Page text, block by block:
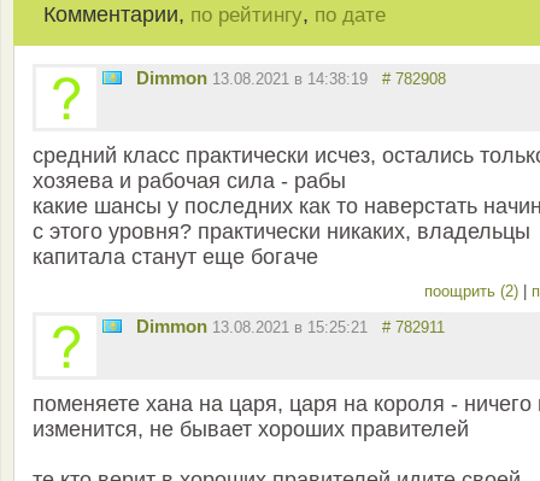
Комментарии, по рейтингу, по дате
Dimmon 13.08.2021 в 14:38:19 # 782908
средний класс практически исчез, остались
хозяева и рабочая сила - рабы
какие шансы у последних как то наверстать
с этого уровня? практически никаких, владельцы
капитала станут еще богаче
поощрить (2)
Dimmon 13.08.2021 в 15:25:21 # 782911
поменяете хана на царя, царя на короля - ничего
изменится, не бывает хороших правителей